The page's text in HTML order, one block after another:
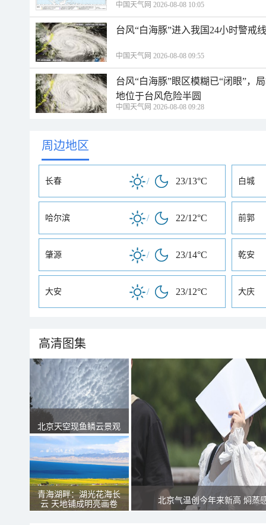
中国天气网 2026-08-08 10:05
台风“白海豚”进入我国24小时警戒
中国天气网 2026-08-08 09:55
台风“白海豚”眼区模糊已“闭眼”，
地位于台风危险半圆
中国天气网 2026-08-08 09:28
周边地区
长春 / 23/13°C 白城
哈尔滨 / 22/12°C 前郭
肇源 / 23/14°C 乾安
大安 / 23/12°C 大庆
高清图集
北京天空现鱼鳞云景观
青海湖畔：湖光花海长
云 天地铺成明亮画卷
北京气温创今年来新高 焖蒸